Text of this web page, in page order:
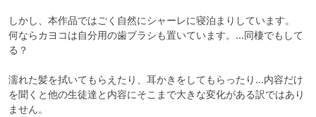
しかし、本作品ではごく自然にシャーレに寝泊まりしています。
何ならカヨコは自分用の歯ブラシも置いています。…同棲でもして
る？
濡れた髪を拭いてもらえたり、耳かきをしてもらったり…内容だけ
を聞くと他の生徒達と内容にそこまで大きな変化がある訳ではあり
ません。